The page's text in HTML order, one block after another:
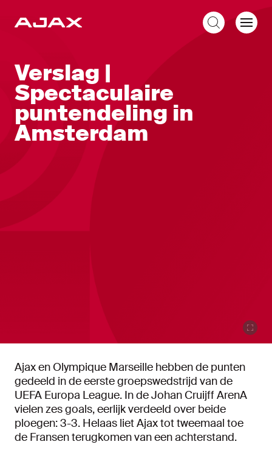
Verslag |
Spectaculaire
puntendeling in
Amsterdam
Ajax en Olympique Marseille hebben de punten
gedeeld in de eerste groepswedstrijd van de
UEFA Europa League. In de Johan Cruijff ArenA
vielen zes goals, eerlijk verdeeld over beide
ploegen: 3-3. Helaas liet Ajax tot tweemaal toe
de Fransen terugkomen van een achterstand.